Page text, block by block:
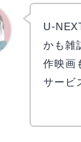
U-
かも雑
作映画
サービ